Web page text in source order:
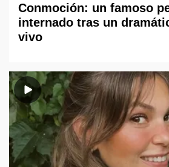
Conmoción: un famoso
internado tras un
vivo